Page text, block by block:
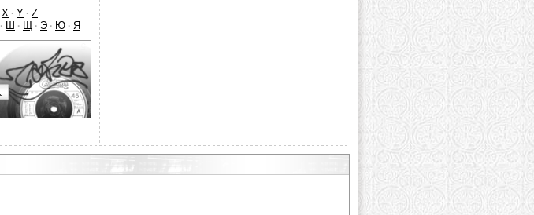
X · Y · Z
· Ш · Щ · Э · Ю · Я